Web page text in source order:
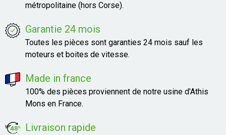
métropolitaine (hors Corse).
Garantie 24 mois
Toutes les pièces sont garanties 24 mois sauf les
moteurs et boites de vitesse.
Made in france
100% des pièces proviennent de notre usine d'Athis
Mons en France.
Livraison rapide